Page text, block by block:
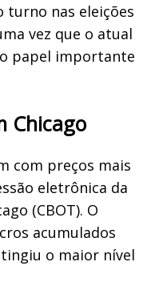
turno nas eleições
vez que o atual
papel importante
Chicago
com preços mais
eletrônica da
(CBOT). O
acumulados
o maior nível